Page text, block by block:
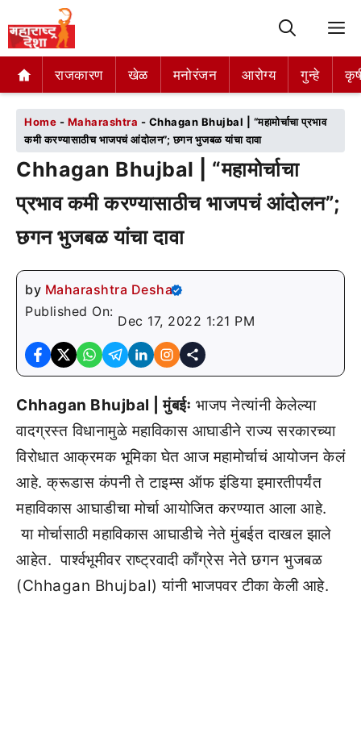
राजकारण खेळ मनोरंजन आरोग्य गुन्हे
राजकारण खेळ मनोरंजन आरोग्य गुन्हे
Home - Maharashtra - Chhagan Bhujbal | “महामोर्चाचा प्रभाव
कमी करण्यासाठीच भाजपचं आंदोलन”; छगन भुजबळ यांचा दावा
Chhagan Bhujbal | “महामोर्चाचा
प्रभाव कमी करण्यासाठीच भाजपचं आंदोलन”;
छगन भुजबळ यांचा दावा
by Maharashtra Desha
Published On:
Dec 17, 2022 1:21 PM
Chhagan Bhujbal | मुंबईः भाजप नेत्यांनी केलेल्या
वादग्रस्त विधानामुळे महाविकास आघाडीने राज्य सरकारच्या
विरोधात आक्रमक भूमिका घेत आज महामोर्चाचं आयोजन केलं
आहे. क्रूडास कंपनी ते टाइम्स ऑफ इंडिया इमारतीपर्यंत
महाविकास आघाडीचा मोर्चा आयोजित करण्यात आला आहे.
या मोर्चासाठी महाविकास आघाडीचे नेते मुंबईत दाखल झाले
आहेत. पार्श्वभूमीवर राष्ट्रवादी काँग्रेस नेते छगन भुजबळ
(Chhagan Bhujbal) यांनी भाजपवर टीका केली आहे.